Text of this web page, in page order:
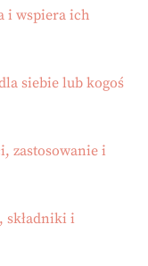
i wspiera ich
siebie lub kogoś
zastosowanie i
składniki i